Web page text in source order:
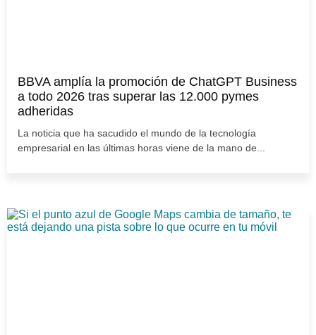
BBVA amplía la promoción de ChatGPT Business
a todo 2026 tras superar las 12.000 pymes
adheridas
La noticia que ha sacudido el mundo de la tecnología
empresarial en las últimas horas viene de la mano de...